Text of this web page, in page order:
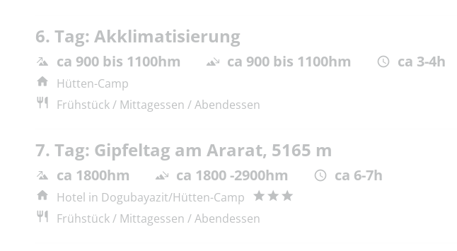
6. Tag: Akklimatisierung
ca 900 bis 1100hm ca 900 bis 1100hm ca 3-4h
Hütten-Camp
Frühstück / Mittagessen / Abendessen
7. Tag: Gipfeltag am Ararat, 5165 m
ca 1800hm ca 1800 -2900hm ca 6-7h
Hotel in Dogubayazit/Hütten-Camp
Frühstück / Mittagessen / Abendessen